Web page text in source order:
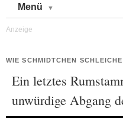
Menü
WIE SCHMIDTCHEN
Ein letztes
unwürdige Abgang